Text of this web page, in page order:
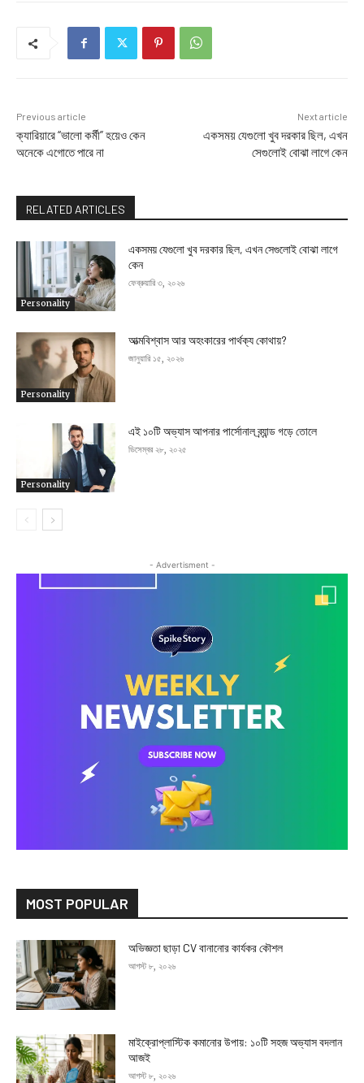
Previous article
ক্যারিয়ারে “ভালো কর্মী” হয়েও কেন
অনেকে এগোতে পারে না
Next article
একসময় যেগুলো খুব দরকার ছিল, এখন
সেগুলোই বোঝা লাগে কেন
RELATED ARTICLES
Personality
একসময় যেগুলো খুব দরকার ছিল, এখন সেগুলোই বোঝা লাগে
কেন
ফেব্রুয়ারি ৩, ২০২৬
Personality
আত্মবিশ্বাস আর অহংকারের পার্থক্য কোথায়?
জানুয়ারি ১৫, ২০২৬
Personality
এই ১০টি অভ্যাস আপনার পার্সোনাল ব্র্যান্ড গড়ে তোলে
ডিসেম্বর ২৮, ২০২৫
- Advertisment -
MOST POPULAR
অভিজ্ঞতা ছাড়া CV বানানোর কার্যকর কৌশল
আগস্ট ৮, ২০২৬
মাইক্রোপ্লাস্টিক কমানোর উপায়: ১০টি সহজ অভ্যাস বদলান
আজই
আগস্ট ৮, ২০২৬